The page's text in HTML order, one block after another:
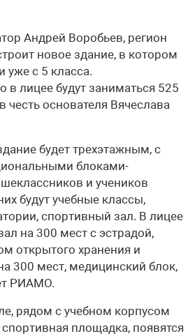
Андрей Воробьев, регион
новое здание, в котором
уже с 5 класса.
в лицее будут заниматься 525
честь основателя Вячеслава
будет трехэтажным, с
блоками-
и учеников
будут учебные классы,
спортивный зал. В лицее
на 300 мест с эстрадой,
открытого хранения и
300 мест, медицинский блок,
РИАМО.
рядом с учебном корпусом
площадка, появятся